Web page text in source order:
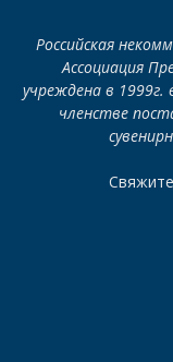
Российская
Ассоциация
учреждена в
членстве